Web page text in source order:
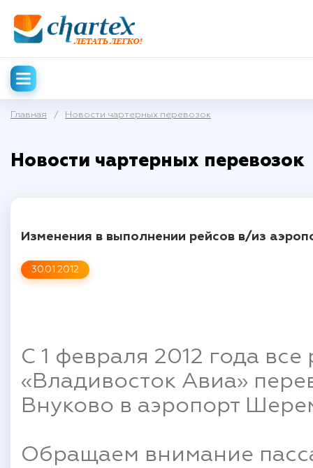
Главная / Новости чартерных перевозок
Новости чартерных перевозок
30.01.2012
Изменения в выполнении рейсов в/из
С 1 февраля 2012 года
«Владивосток Авиа»
Внуково в аэропорт
Обращаем внимание